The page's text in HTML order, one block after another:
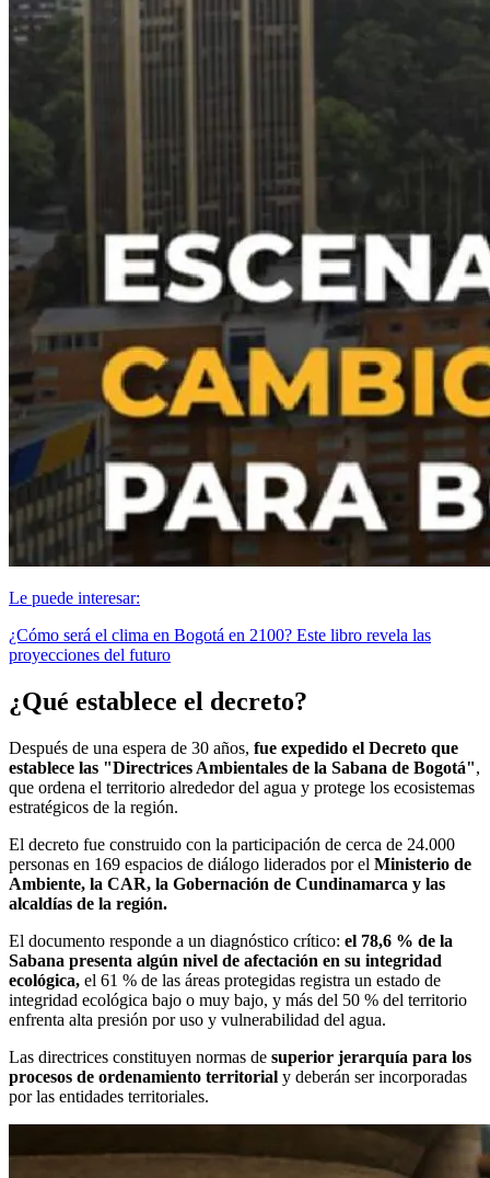
Le puede interesar:
¿Cómo será el clima en Bogotá en 2100? Este libro revela las
proyecciones del futuro
¿Qué establece el decreto?
Después de una espera de 30 años, fue expedido el Decreto que
establece las "Directrices Ambientales de la Sabana de Bogotá",
que ordena el territorio alrededor del agua y protege los ecosistemas
estratégicos de la región.
El decreto fue construido con la participación de cerca de 24.000
personas en 169 espacios de diálogo liderados por el Ministerio de
Ambiente, la CAR, la Gobernación de Cundinamarca y las
alcaldías de la región.
El documento responde a un diagnóstico crítico: el 78,6 % de la
Sabana presenta algún nivel de afectación en su integridad
ecológica, el 61 % de las áreas protegidas registra un estado de
integridad ecológica bajo o muy bajo, y más del 50 % del territorio
enfrenta alta presión por uso y vulnerabilidad del agua.
Las directrices constituyen normas de superior jerarquía para los
procesos de ordenamiento territorial y deberán ser incorporadas
por las entidades territoriales.